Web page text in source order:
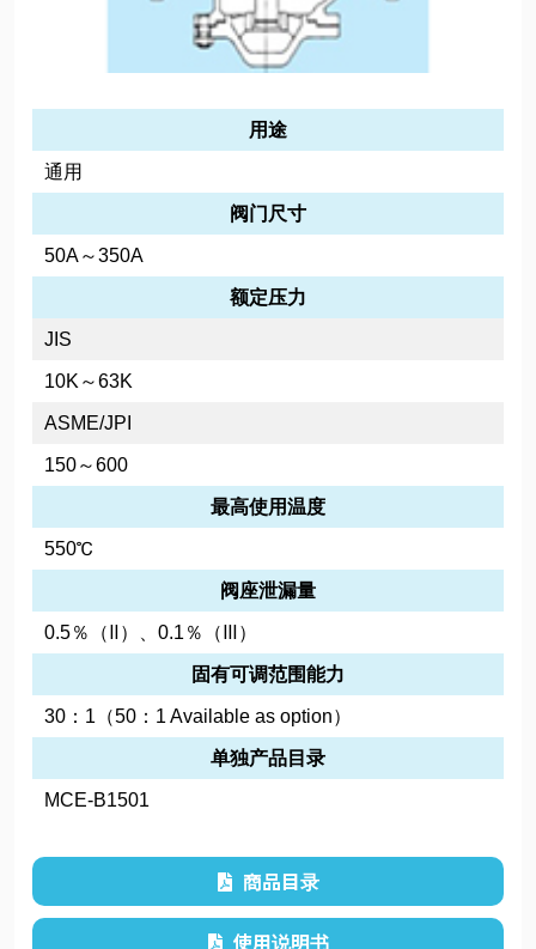
用途
通用
阀门尺寸
50A～350A
额定压力
JIS
10K～63K
ASME/JPI
150～600
最高使用温度
550℃
阀座泄漏量
0.5％（Ⅱ）、0.1％（Ⅲ）
固有可调范围能力
30：1（50：1 Available as option）
单独产品目录
MCE-B1501
商品目录
使用说明书